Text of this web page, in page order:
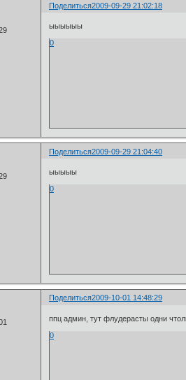
Поделиться2009-09-29 21:02:18
ыыыыыы
0
Поделиться2009-09-29 21:04:40
ыыыыы
0
Поделиться2009-10-01 14:48:29
ппц админ, тут флудерасты одни
0